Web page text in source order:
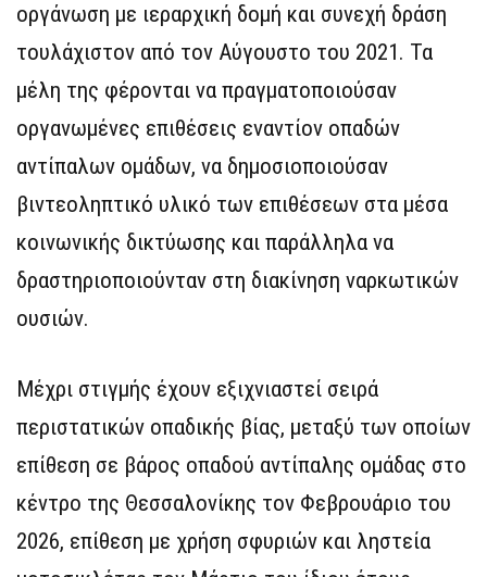
οργάνωση με ιεραρχική δομή και συνεχή δράση
τουλάχιστον από τον Αύγουστο του 2021. Τα
μέλη της φέρονται να πραγματοποιούσαν
οργανωμένες επιθέσεις εναντίον οπαδών
αντίπαλων ομάδων, να δημοσιοποιούσαν
βιντεοληπτικό υλικό των επιθέσεων στα μέσα
κοινωνικής δικτύωσης και παράλληλα να
δραστηριοποιούνταν στη διακίνηση ναρκωτικών
ουσιών.
Μέχρι στιγμής έχουν εξιχνιαστεί σειρά
περιστατικών οπαδικής βίας, μεταξύ των οποίων
επίθεση σε βάρος οπαδού αντίπαλης ομάδας στο
κέντρο της Θεσσαλονίκης τον Φεβρουάριο του
2026, επίθεση με χρήση σφυριών και ληστεία